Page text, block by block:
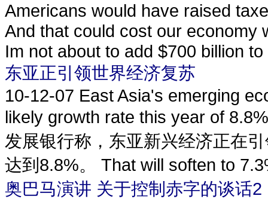
Americans would have raised
And that could cost our economy
Im not about to add $700 billion to
东亚正引领世界经济复苏
10-12-07 East Asia's emerging
likely growth rate this year of
发展银行称，东亚新兴经济正在
达到8.8%。 That will soften to
奥巴马演讲 关于控制赤字的谈话2